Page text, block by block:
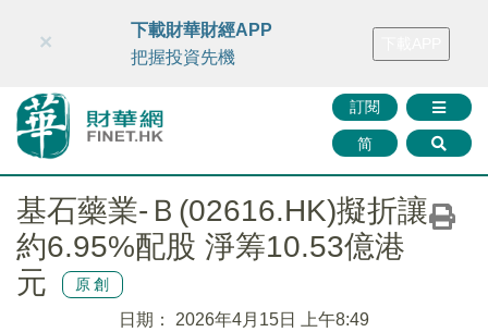
財華智庫網 FINTV FINMETA 財華證券 媒體矩陣
訂閱
简
×
下載財華財經APP
把握投資先機
基石藥業-Ｂ(02616.HK)擬折讓
約6.95%配股 淨筹10.53億港
元
原創
日期： 2026年4月15日 上午8:49